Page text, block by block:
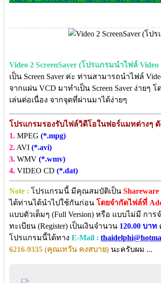
Video 2 ScreenSaver (โปรแกรมนำไฟล์ Video
เป็น Screen Saver ค่ะ ท่านสามารถนำไฟล์
จากแผ่น VCD มาทำเป็น Screen Saver ง่าย
เล่นต่อเนื่อง จากจุดที่ผ่านมาได้ง่ายๆ
โปรแกรมรองรับไฟล์วิดีโอในฟอร์แมทต่างๆ
1. MPEG (*.mpg)
2. AVI (*.avi)
3. WMV (*.wmv)
4. VIDEO CD (*.dat)
Note : โปรแกรมนี้ มีคุณสมบัติเป็น Shareware
ได้ท่านได้นำไปใช้กันก่อน โดยจำกัดไฟล์ที่
แบบตัวเต็มๆ (Full Version) หรือ แบบไม่มี การ
ทะเบียน (Register) เป็นเงินจำนวน 120.00 บาท
โปรแกรมนี้ได้ทาง E-Mail :
6216-9335 (คุณเทวัน คงสบาย) นะครับผม ...